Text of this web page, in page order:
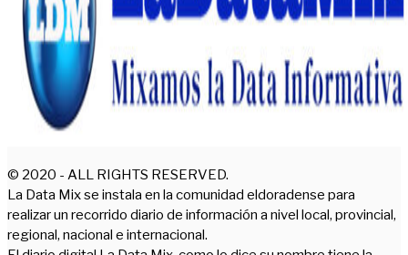
© 2020 - ALL RIGHTS RESERVED.
La Data Mix se instala en la comunidad eldoradense para
realizar un recorrido diario de información a nivel local, provincial,
regional, nacional e internacional.